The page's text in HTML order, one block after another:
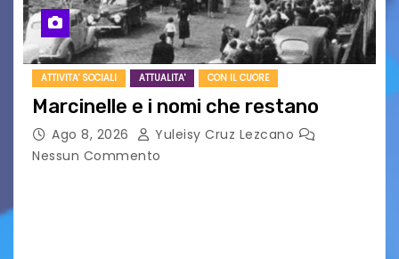
ATTIVITA' SOCIALI ATTUALITA' CON IL CUORE
Marcinelle e i nomi che restano
Ago 8, 2026
Yuleisy Cruz Lezcano
Nessun Commento